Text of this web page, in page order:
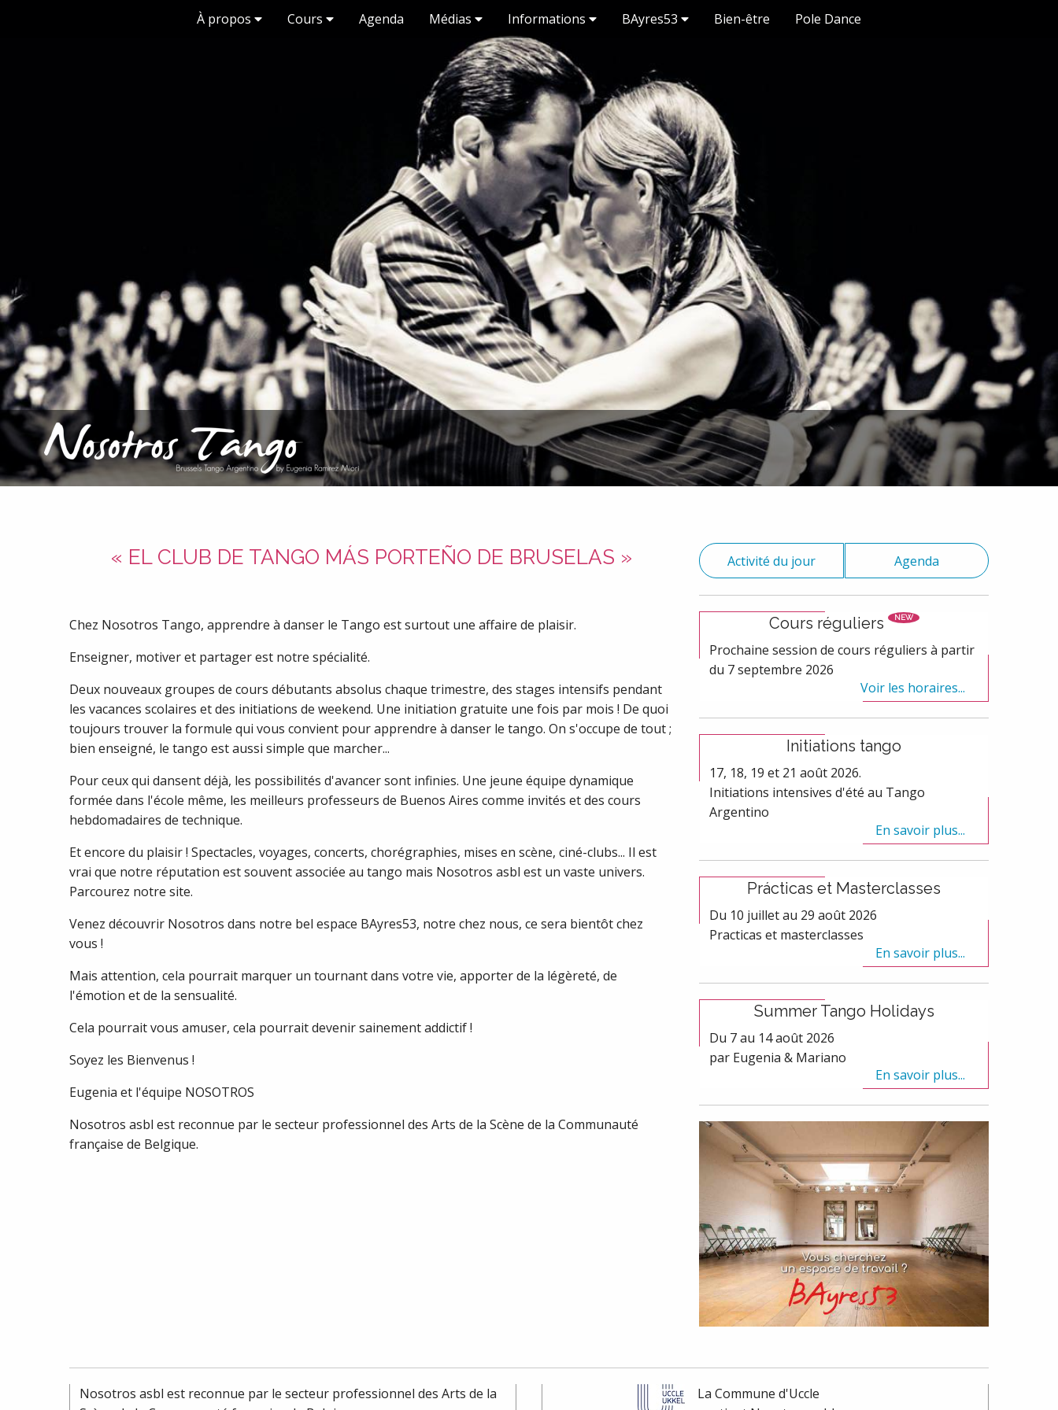
À propos Cours Agenda Médias Informations BAyres53 Bien-être Pole Dance
« EL CLUB DE TANGO MÁS PORTEÑO DE BRUSELAS »
Chez Nosotros Tango, apprendre à danser le Tango est surtout une affaire de plaisir.
Enseigner, motiver et partager est notre spécialité.
Deux nouveaux groupes de cours débutants absolus chaque trimestre, des stages intensifs pendant
les vacances scolaires et des initiations de weekend. Une initiation gratuite une fois par mois ! De quoi
toujours trouver la formule qui vous convient pour apprendre à danser le tango. On s'occupe de tout ;
bien enseigné, le tango est aussi simple que marcher...
Pour ceux qui dansent déjà, les possibilités d'avancer sont infinies. Une jeune équipe dynamique
formée dans l'école même, les meilleurs professeurs de Buenos Aires comme invités et des cours
hebdomadaires de technique.
Et encore du plaisir ! Spectacles, voyages, concerts, chorégraphies, mises en scène, ciné-clubs... Il est
vrai que notre réputation est souvent associée au tango mais Nosotros asbl est un vaste univers.
Parcourez notre site.
Venez découvrir Nosotros dans notre bel espace BAyres53, notre chez nous, ce sera bientôt chez
vous !
Mais attention, cela pourrait marquer un tournant dans votre vie, apporter de la légèreté, de
l'émotion et de la sensualité.
Cela pourrait vous amuser, cela pourrait devenir sainement addictif !
Soyez les Bienvenus !
Eugenia et l'équipe NOSOTROS
Nosotros asbl est reconnue par le secteur professionnel des Arts de la Scène de la Communauté
française de Belgique.
Activité du jour Agenda
Cours réguliers NEW
Prochaine session de cours réguliers à partir
du 7 septembre 2026
Voir les horaires...
Initiations tango
17, 18, 19 et 21 août 2026.
Initiations intensives d'été au Tango
Argentino
En savoir plus...
Prácticas et Masterclasses
Du 10 juillet au 29 août 2026
Practicas et masterclasses
En savoir plus...
Summer Tango Holidays
Du 7 au 14 août 2026
par Eugenia & Mariano
En savoir plus...
En savoir plus...
Nosotros asbl est reconnue par le secteur professionnel des Arts de la
La Commune d'Uccle